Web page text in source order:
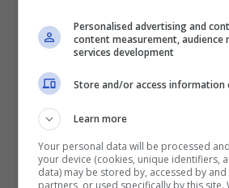
sarei morto dissanguato, nei
perso i sensi. Invece,
freddo di prendere l’auto
e
Pronto Soccorso di Sassuolo
Leggi anche—->Nek
Personalised advertising and
content measurement, audience
services development
Store and/or access information
Learn more
Your personal data will be processed
your device (cookies, unique identifiers,
data) may be stored by, accessed by
partners, or used specifically by this